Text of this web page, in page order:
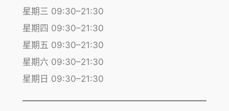
星期三 09:30–21:30
星期四 09:30–21:30
星期五 09:30–21:30
星期六 09:30–21:30
星期日 09:30–21:30